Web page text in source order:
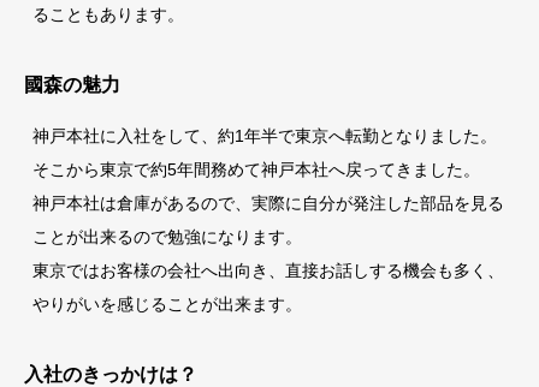
ることもあります。
國森の魅力
神戸本社に入社をして、約1年半で東京へ転勤となりました。
そこから東京で約5年間務めて神戸本社へ戻ってきました。
神戸本社は倉庫があるので、実際に自分が発注した部品を見る
ことが出来るので勉強になります。
東京ではお客様の会社へ出向き、直接お話しする機会も多く、
やりがいを感じることが出来ます。
入社のきっかけは？